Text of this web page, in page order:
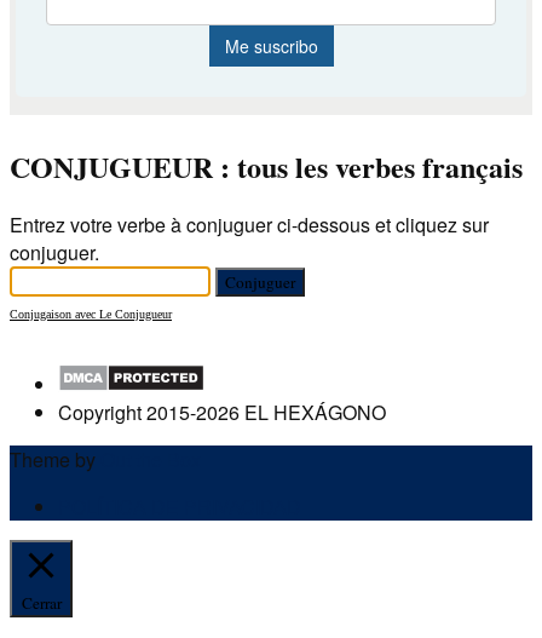
CONJUGUEUR : tous les verbes français
Entrez votre verbe à conjuguer ci-dessous et cliquez sur
conjuguer.
Conjugaison avec Le Conjugueur
Copyright 2015-2026 EL HEXÁGONO
Theme by
Cerrar